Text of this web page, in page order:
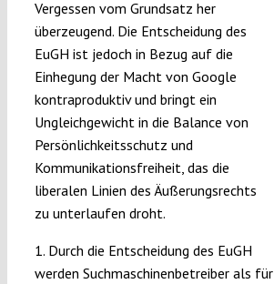
Vergessen vom Grundsatz her
überzeugend. Die Entscheidung des
EuGH ist jedoch in Bezug auf die
Einhegung der Macht von Google
kontraproduktiv und bringt ein
Ungleichgewicht in die Balance von
Persönlichkeitsschutz und
Kommunikationsfreiheit, das die
liberalen Linien des Äußerungsrechts
zu unterlaufen droht.
1. Durch die Entscheidung des EuGH
werden Suchmaschinenbetreiber als für